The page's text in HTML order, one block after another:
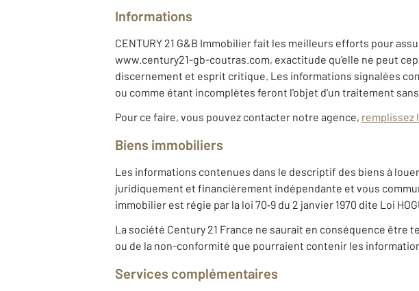
Informations
CENTURY 21 G&B Immobilier fait les meilleurs efforts pour
www.century21-gb-coutras.com, exactitude qu'elle ne peut
discernement et esprit critique. Les informations signalées
ou comme étant incomplètes feront l'objet d'un traitement sans
Pour ce faire, vous pouvez contacter notre agence, remplissez
Biens immobiliers
Les informations contenues dans le descriptif des biens à louer
juridiquement et financièrement indépendante et vous
immobilier est régie par la loi 70‐9 du 2 janvier 1970 dite Loi
La société Century 21 France ne saurait en conséquence
ou de la non-conformité que pourraient contenir les
Services complémentaires